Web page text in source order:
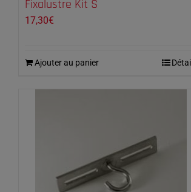
Fixalustre Kit S
17,30€
Ajouter au panier